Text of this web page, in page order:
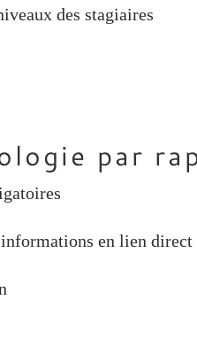
des stagiaires
en lien